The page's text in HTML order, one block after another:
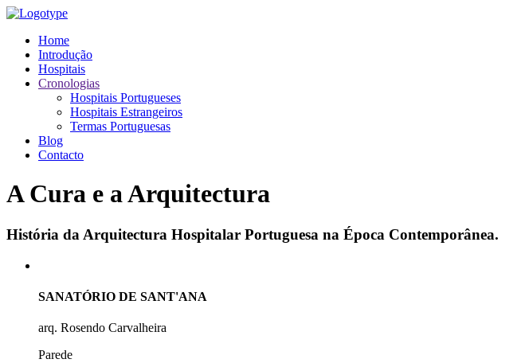
Home
Introdução
Hospitais
Cronologias
Hospitais Portugueses
Hospitais Estrangeiros
Termas Portuguesas
Blog
Contacto
A Cura e a Arquitectura
História da Arquitectura Hospitalar Portuguesa na Época Contemporânea.
SANATÓRIO DE SANT'ANA
arq. Rosendo Carvalheira
Parede